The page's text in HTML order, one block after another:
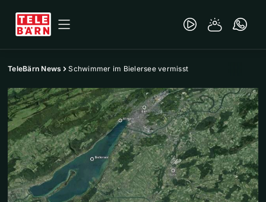
TeleBärn News Schwimmer im Bielersee vermisst